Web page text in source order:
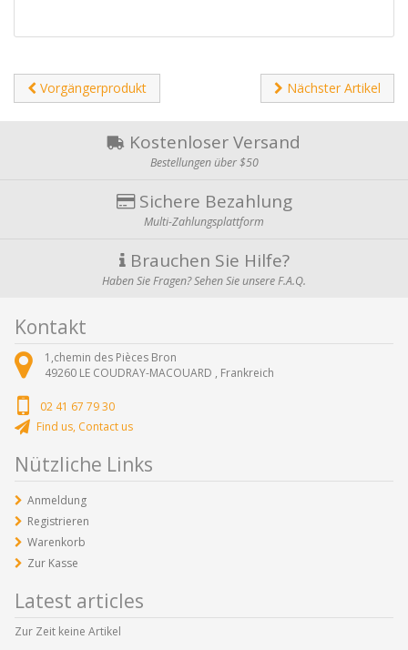
Vorgängerprodukt Nächster Artikel
Kostenloser Versand
Bestellungen über $50
Sichere Bezahlung
Multi-Zahlungsplattform
Brauchen Sie Hilfe?
Haben Sie Fragen? Sehen Sie unsere F.A.Q.
Kontakt
1,chemin des Pièces Bron
49260 LE COUDRAY-MACOUARD , Frankreich
02 41 67 79 30
Find us, Contact us
Nützliche Links
Anmeldung
Registrieren
Warenkorb
Zur Kasse
Latest articles
Zur Zeit keine Artikel